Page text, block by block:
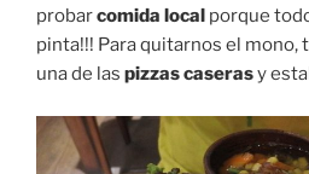
probarcomida local porque
pinta!!! Para quitarnos el
una de las pizzas caserasy